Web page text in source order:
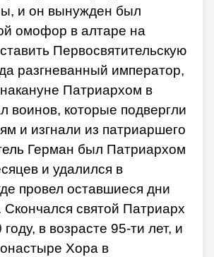
и он вынужден был
омофор в алтаре на
Первосвятительскую
разгневанный император,
Патриархом в
воинов, которые подвергли
и изгнали из патриаршего
Герман был Патриархом
и удалился в
провел оставшиеся дни
святой Патриарх
в возрасте 95-ти лет, и
Хора в